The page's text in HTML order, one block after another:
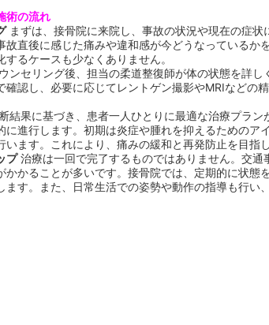
術の流れ
まずは、接骨院に来院し、事故の状況や現在の症
故直後に感じた痛みや違和感が今どうなっているか
るケースも少なくありません。
ンセリング後、担当の柔道整復師が体の状態を詳
確認し、必要に応じてレントゲン撮影やMRIなどの
結果に基づき、患者一人ひとりに最適な治療プラ
に進行します。初期は炎症や腫れを抑えるためのア
います。これにより、痛みの緩和と再発防止を目指
プ治療は一回で完了するものではありません。交
かかることが多いです。接骨院では、定期的に状態
ます。また、日常生活での姿勢や動作の指導も行い